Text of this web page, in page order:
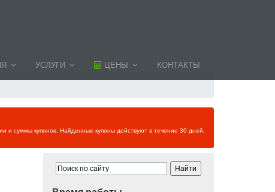
УСЛУГИ ЦЕНЫ КОНТАКТЫ
и суммы купонов. Найденные купоны действуют в течение 30 дней.